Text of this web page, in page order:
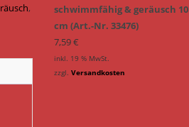
,
schwimmfähig & geräusch 10
cm (Art.-Nr. 33476)
7,59€
inkl. 19 % MwSt.
zzgl. Versandkosten